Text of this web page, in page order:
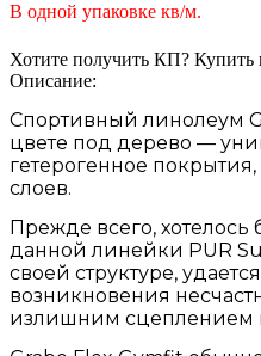
В одной упаковке кв/м.
Хотите получить КП? Купить
Описание:
Спортивный линолеум
цвете под дерево —
гетерогенное
слоев.
Прежде всего, хотелось
данной линейки PUR
своей структуре,
возникновения
излишним сцеплением